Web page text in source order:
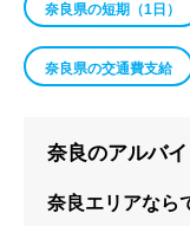
奈良県の短期（1日）
奈良県の交通費支給
奈良のアルバ
奈良エリアなら